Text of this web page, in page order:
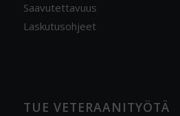
Saavutettavuus
Laskutusohjeet
TUE VETERAANITYÖTÄ